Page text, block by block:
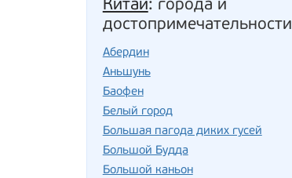
Китай: города и
достопримечательности
Абердин
Аньшунь
Баофен
Белый город
Большая пагода диких гусей
Большой Будда
Большой каньон